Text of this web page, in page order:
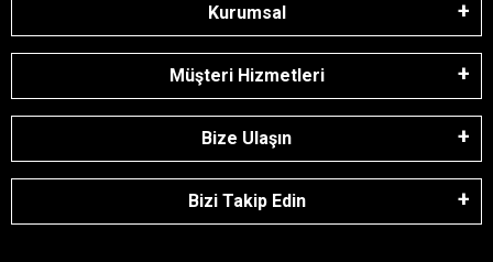
Kurumsal
Müşteri Hizmetleri
Bize Ulaşın
Bizi Takip Edin